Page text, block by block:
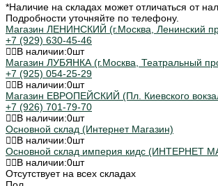
*Наличие на складах может отличаться от
Подробности уточняйте по телефону.
Магазин ЛЕНИНСКИЙ (г.Москва, Ленинский
+7 (929) 630-45-46
В наличии:0шт
Магазин ЛУБЯНКА (г.Москва, Театральный
+7 (925) 054-25-29
В наличии:0шт
Магазин ЕВРОПЕЙСКИЙ (Пл. Киевского
+7 (926) 701-79-70
В наличии:0шт
Основной склад (Интернет Магазин)
В наличии:0шт
Основной склад империя кидс (ИНТЕРНЕТ
В наличии:0шт
Отсутствует на всех складах